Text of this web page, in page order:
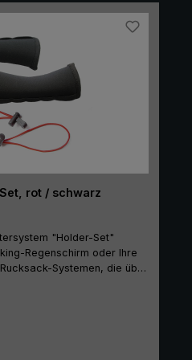
rot / schwarz
"Holder-Set"
Regenschirm oder Ihre
Systemen, die über
Schlauchhüllen sowie
schwarzen Neopren-
außen an den Bändern